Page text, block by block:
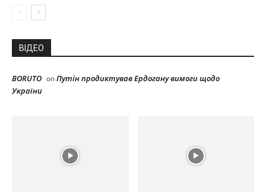
ВІДЕО
BORUTO onПутін продиктував Ердогану вимоги щодо
України